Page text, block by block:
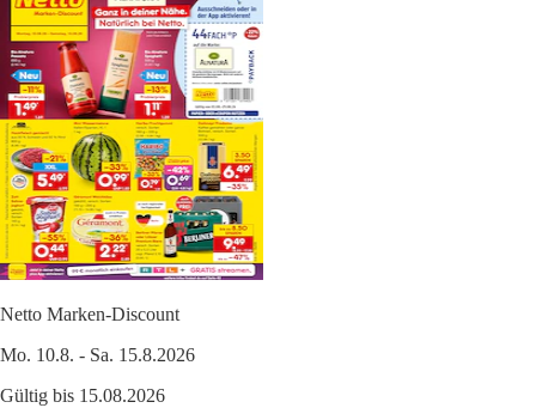
Netto Marken-Discount
Mo. 10.8. - Sa. 15.8.2026
Gültig bis 15.08.2026